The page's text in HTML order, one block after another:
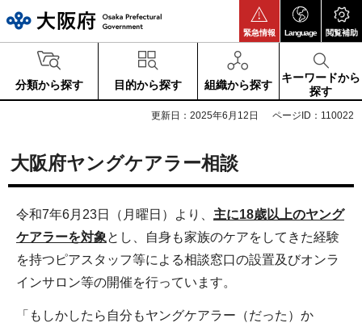
緊急情報 Language 閲覧補助
分類から探す 目的から探す 組織から探す
キーワードから
探す
更新日：2025年6月12日 ページID：110022
大阪府ヤングケアラー相談
令和7年6月23日（月曜日）より、 主に18歳以上のヤング
ケアラーを対象とし、自身も家族のケアをしてきた経験
を持つピアスタッフ等による相談窓口の設置及びオンラ
インサロン等の開催を行っています。
「もしかしたら自分もヤングケアラー（だった）か